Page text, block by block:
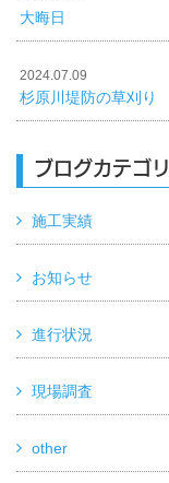
大晦日
2024.07.09
杉原川堤防の草刈り
ブログカテゴリ
施工実績
お知らせ
進行状況
現場調査
other